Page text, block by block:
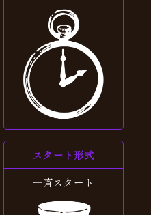
スタート形式
一斉スタート